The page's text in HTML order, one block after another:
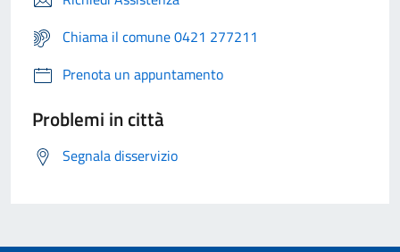
Chiama il comune 0421 277211
Prenota un appuntamento
Problemi in città
Segnala disservizio